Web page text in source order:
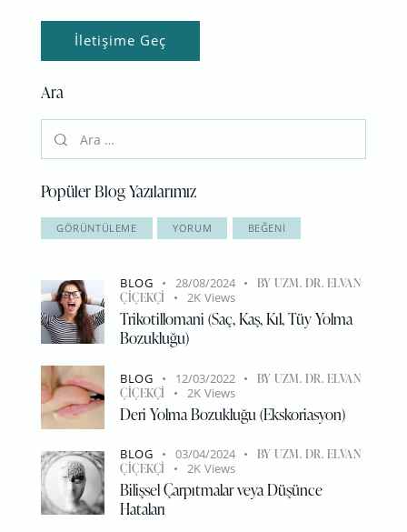
Ara
Popüler Blog Yazılarımız
GÖRÜNTÜLEME YORUM BEĞENI
BLOG 28/08/2024 BY UZM. DR. ELVAN
ÇIÇEKÇI
2K Views
Trikotillomani (Saç, Kaş, Kıl, Tüy Yolma
Bozukluğu)
BLOG 12/03/2022 BY UZM. DR. ELVAN
ÇIÇEKÇI
2K Views
Deri Yolma Bozukluğu (Ekskoriasyon)
BLOG 03/04/2024 BY UZM. DR. ELVAN
ÇIÇEKÇI
2K Views
Bilişsel Çarpıtmalar veya Düşünce
Hataları